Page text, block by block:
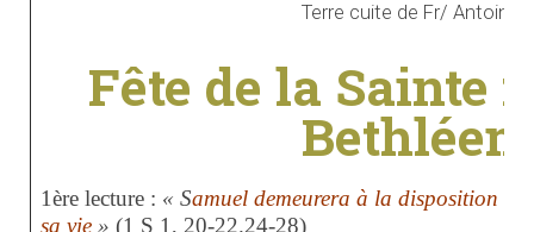
Terre cuite de Fr/ Antoine
Fête de la Sainte
Bethléem
1ère lecture : « Samuel demeurera à la disposition
sa vie » (1 S 1, 20-22.24-28)